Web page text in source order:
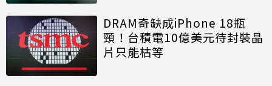
DRAM奇缺成iPhone 18瓶
頸！台積電10億美元待封裝晶
片只能枯等